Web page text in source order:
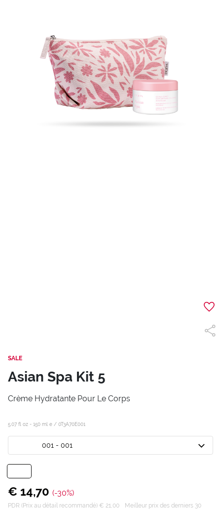
SALE
Asian Spa Kit 5
Crème Hydratante Pour Le Corps
5.07 fl oz - 150 ml e / 0T3A70E001
001 - 001
€ 14,70 (-30%)
PDR (Prix au détail recommandé) € 21,00
Meilleur prix des derniers 30